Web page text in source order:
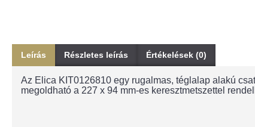
Leírás Részletes leírás Értékelések (0)
Az Elica KIT0126810 egy rugalmas, téglalap alakú
megoldható a 227 x 94 mm-es keresztmetszettel